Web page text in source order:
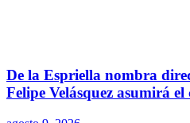
De la Espriella nombra
Felipe Velásquez asumirá el